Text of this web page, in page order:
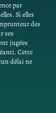
par
Si elles
des
ses
jugées
Cette
délai ne